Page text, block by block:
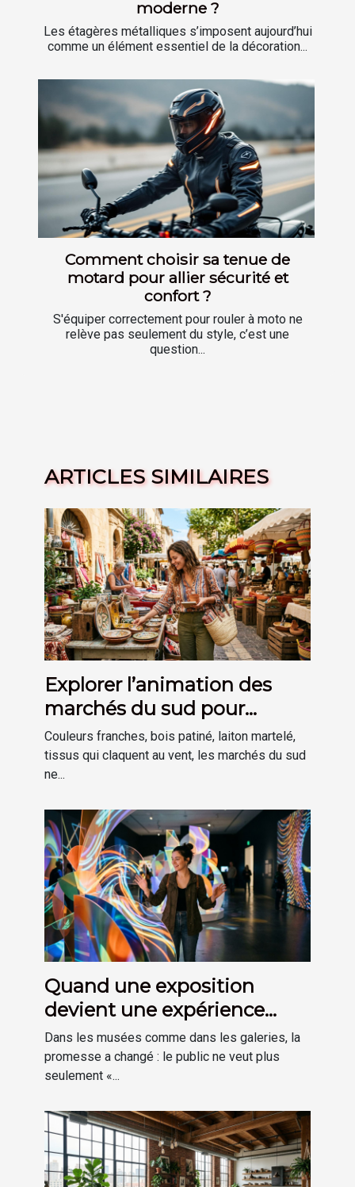
moderne ?
Les étagères métalliques s’imposent aujourd’hui
comme un élément essentiel de la décoration...
Comment choisir sa tenue de
motard pour allier sécurité et
confort ?
S'équiper correctement pour rouler à moto ne
relève pas seulement du style, c’est une
question...
ARTICLES SIMILAIRES
Explorer l’animation des
marchés du sud pour
inspirer sa déco
Couleurs franches, bois patiné, laiton martelé,
tissus qui claquent au vent, les marchés du sud
ne...
Quand une exposition
devient une expérience
plutôt qu’une visite
Dans les musées comme dans les galeries, la
promesse a changé : le public ne veut plus
seulement «...